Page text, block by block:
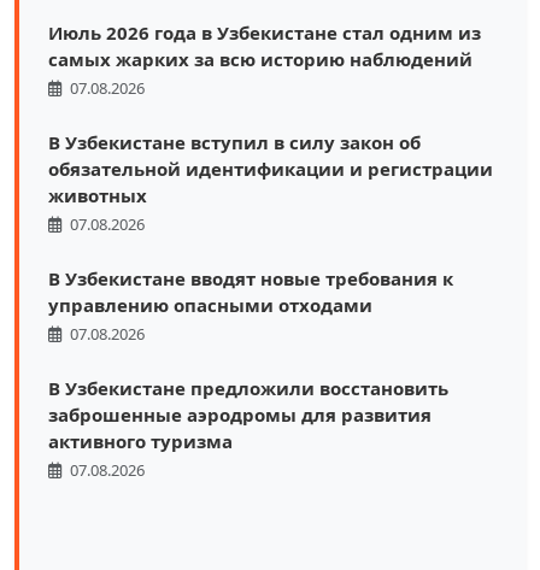
Июль 2026 года в Узбекистане стал одним из
самых жарких за всю историю наблюдений
07.08.2026
В Узбекистане вступил в силу закон об
обязательной идентификации и регистрации
животных
07.08.2026
В Узбекистане вводят новые требования к
управлению опасными отходами
07.08.2026
В Узбекистане предложили восстановить
заброшенные аэродромы для развития
активного туризма
07.08.2026